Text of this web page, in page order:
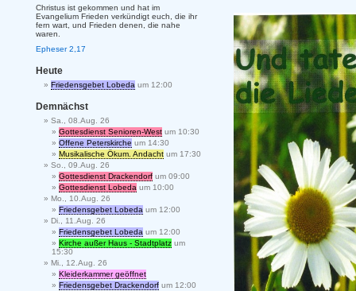
Christus ist gekommen und hat im
Evangelium Frieden verkündigt euch, die ihr
fern wart, und Frieden denen, die nahe
waren.
Epheser 2,17
Heute
Friedensgebet Lobeda um 12:00
Demnächst
Sa., 08.Aug. 26
Gottesdienst Senioren-West um 10:30
Offene Peterskirche um 14:30
Musikalische Ökum. Andacht um 17:30
So., 09.Aug. 26
Gottesdienst Drackendorf um 09:00
Gottesdienst Lobeda um 10:00
Mo., 10.Aug. 26
Friedensgebet Lobeda um 12:00
Di., 11.Aug. 26
Friedensgebet Lobeda um 12:00
Kirche außer Haus - Stadtplatz um
15:30
Mi., 12.Aug. 26
Kleiderkammer geöffnet
Friedensgebet Drackendorf um 12:00